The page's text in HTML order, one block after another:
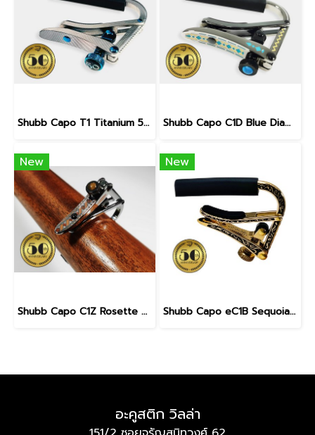
Shubb Capo T1 Titanium 50th Anniversary for Steel String Guitar Shubb Capo C1D Blue Diamond 50th Anniversary for Steel String Guitar
New
Shubb Capo C1Z Rosette 50th Anniversary for Steel String Guitar
New
Shubb Capo eC1B Sequoia 50th Anniversary for Steel String Guitar
อะคูสติก วิลล่า